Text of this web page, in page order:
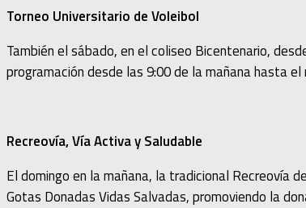
Torneo Universitario de Voleibol
También el sábado, en el coliseo Bicentenario,
programación desde las 9:00 de la mañana hasta el
Recreovía, Vía Activa y Saludable
El domingo en la mañana, la tradicional Recreovía
Gotas Donadas Vidas Salvadas, promoviendo la